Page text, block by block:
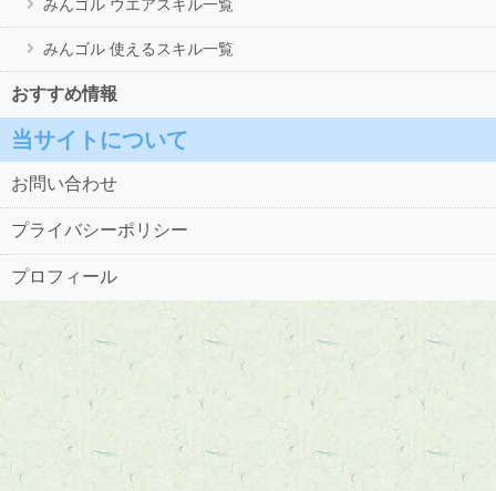
みんゴル ウエアスキル一覧
みんゴル 使えるスキル一覧
おすすめ情報
当サイトについて
お問い合わせ
プライバシーポリシー
プロフィール